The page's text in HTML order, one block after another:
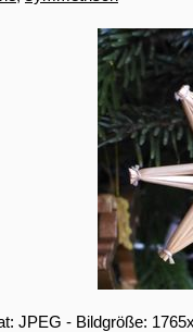
JPEG - Bildgröße: